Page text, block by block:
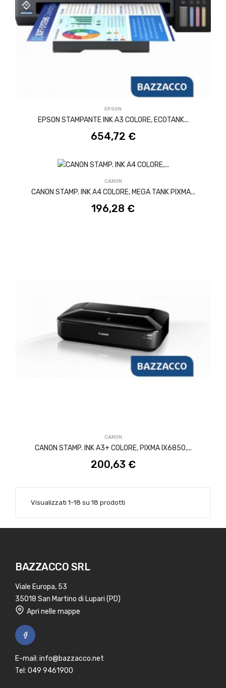
EPSON
EPSON STAMPANTE INK A3 COLORE, ECOTANK...
654,72 €
ACQUISTA
CANON
CANON STAMP. INK A4 COLORE, MEGA TANK PIXMA...
196,28 €
CANON
CANON STAMP. INK A3+ COLORE, PIXMA IX6850,...
200,63 €
Visualizzati 1-18 su 18 prodotti
BAZZACCO SRL
Viale Europa, 53
35018 San Martino di Lupari (PD)
Apri nelle mappe
E-mail: info@bazzacco.net
Tel: 049 9461900